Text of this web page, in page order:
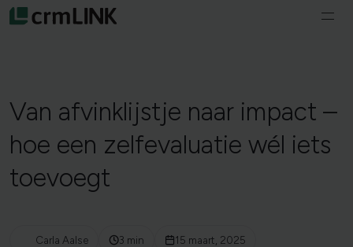
Ga naar de inhoud
Vacatures
Nederlands
Opleidingen
Van afvinklijstje naar impact –
hoe een zelfevaluatie wél iets
toevoegt
Carla Aalse 3 min 15 maart, 2025